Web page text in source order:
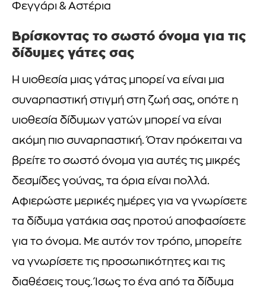
Φεγγάρι & Αστέρια
Βρίσκοντας το σωστό όνομα για τις
δίδυμες γάτες σας
Η υιοθεσία μιας γάτας μπορεί να είναι μια
συναρπαστική στιγμή στη ζωή σας, οπότε η
υιοθεσία δίδυμων γατών μπορεί να είναι
ακόμη πιο συναρπαστική. Όταν πρόκειται να
βρείτε το σωστό όνομα για αυτές τις μικρές
δεσμίδες γούνας, τα όρια είναι πολλά.
Αφιερώστε μερικές ημέρες για να γνωρίσετε
τα δίδυμα γατάκια σας προτού αποφασίσετε
για το όνομα. Με αυτόν τον τρόπο, μπορείτε
να γνωρίσετε τις προσωπικότητες και τις
διαθέσεις τους. Ίσως το ένα από τα δίδυμα